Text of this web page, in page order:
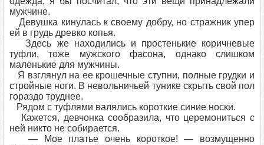
мужчине.
Девушка кинулась к своему добру, но стражник упер
ей в грудь древко копья.
Здесь же находились и простенькие коричневые
туфли, тоже мужского фасона, однако слишком
маленькие для мужчины.
Я взглянул на ее крошечные ступни, полные грудки и
стройные ноги. В невольничьей тунике скрыть свой пол
гораздо труднее.
Рядом с туфлями валялись короткие синие носки.
Кажется, девчонка сообразила, что церемониться с
ней никто не собирается.
— Мое платье очень короткое! — возмущенно